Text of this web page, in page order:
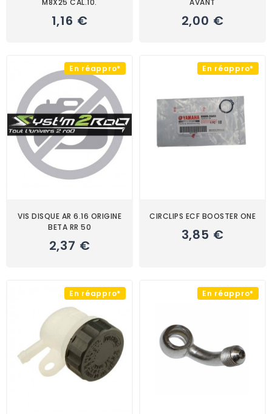
M8X25 CAL.10.
1,16 €
AVANT
2,00 €
En réappro*
VIS DISQUE AR 6.16 ORIGINE
BETA RR 50
2,37 €
En réappro*
CIRCLIPS ECF BOOSTER ONE
3,85 €
En réappro* En réappro*